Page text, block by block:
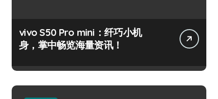
vivo S50 Pro mini：纤巧小机
身，掌中畅览海量资讯！